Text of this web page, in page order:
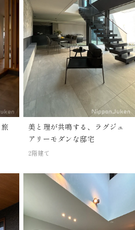
美と理が共鳴する、ラグジュ
アリーモダンな邸宅
2階建て